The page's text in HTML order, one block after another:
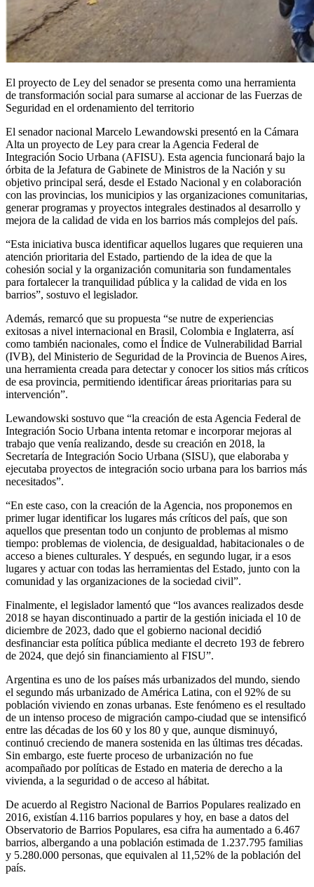
El proyecto de Ley del senador se presenta como una herramienta
de transformación social para sumarse al accionar de las Fuerzas de
Seguridad en el ordenamiento del territorio
El senador nacional Marcelo Lewandowski presentó en la Cámara
Alta un proyecto de Ley para crear la Agencia Federal de
Integración Socio Urbana (AFISU). Esta agencia funcionará bajo la
órbita de la Jefatura de Gabinete de Ministros de la Nación y su
objetivo principal será, desde el Estado Nacional y en colaboración
con las provincias, los municipios y las organizaciones comunitarias,
generar programas y proyectos integrales destinados al desarrollo y
mejora de la calidad de vida en los barrios más complejos del país.
“Esta iniciativa busca identificar aquellos lugares que requieren una
atención prioritaria del Estado, partiendo de la idea de que la
cohesión social y la organización comunitaria son fundamentales
para fortalecer la tranquilidad pública y la calidad de vida en los
barrios”, sostuvo el legislador.
Además, remarcó que su propuesta “se nutre de experiencias
exitosas a nivel internacional en Brasil, Colombia e Inglaterra, así
como también nacionales, como el Índice de Vulnerabilidad Barrial
(IVB), del Ministerio de Seguridad de la Provincia de Buenos Aires,
una herramienta creada para detectar y conocer los sitios más críticos
de esa provincia, permitiendo identificar áreas prioritarias para su
intervención”.
Lewandowski sostuvo que “la creación de esta Agencia Federal de
Integración Socio Urbana intenta retomar e incorporar mejoras al
trabajo que venía realizando, desde su creación en 2018, la
Secretaría de Integración Socio Urbana (SISU), que elaboraba y
ejecutaba proyectos de integración socio urbana para los barrios más
necesitados”.
“En este caso, con la creación de la Agencia, nos proponemos en
primer lugar identificar los lugares más críticos del país, que son
aquellos que presentan todo un conjunto de problemas al mismo
tiempo: problemas de violencia, de desigualdad, habitacionales o de
acceso a bienes culturales. Y después, en segundo lugar, ir a esos
lugares y actuar con todas las herramientas del Estado, junto con la
comunidad y las organizaciones de la sociedad civil”.
Finalmente, el legislador lamentó que “los avances realizados desde
2018 se hayan discontinuado a partir de la gestión iniciada el 10 de
diciembre de 2023, dado que el gobierno nacional decidió
desfinanciar esta política pública mediante el decreto 193 de febrero
de 2024, que dejó sin financiamiento al FISU”.
Argentina es uno de los países más urbanizados del mundo, siendo
el segundo más urbanizado de América Latina, con el 92% de su
población viviendo en zonas urbanas. Este fenómeno es el resultado
de un intenso proceso de migración campo-ciudad que se intensificó
entre las décadas de los 60 y los 80 y que, aunque disminuyó,
continuó creciendo de manera sostenida en las últimas tres décadas.
Sin embargo, este fuerte proceso de urbanización no fue
acompañado por políticas de Estado en materia de derecho a la
vivienda, a la seguridad o de acceso al hábitat.
De acuerdo al Registro Nacional de Barrios Populares realizado en
2016, existían 4.116 barrios populares y hoy, en base a datos del
Observatorio de Barrios Populares, esa cifra ha aumentado a 6.467
barrios, albergando a una población estimada de 1.237.795 familias
y 5.280.000 personas, que equivalen al 11,52% de la población del
país.